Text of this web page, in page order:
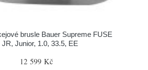
brusle Bauer Supreme FUSE
JR, Junior, 1.0, 33.5, EE
12 599 Kč